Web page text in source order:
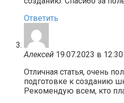
Ответить
Алексей 19.07.2023 в 12:30
Отличная статья, очень
подготовке к созданию
Рекомендую всем, кто